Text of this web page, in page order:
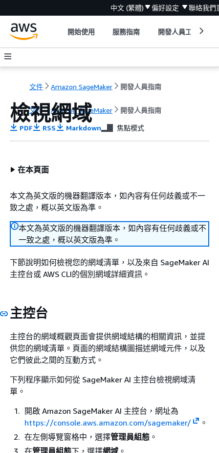
中文 (繁體) 偏好設定 聯絡我們
開始使用 服務指南 開發人員工具
文件 Amazon SageMaker 開發人員指南
文件 Amazon SageMaker 開發人員指南
檢視網域
PDF RSS Markdown 焦點模式
在本頁面
本文為英文版的機器翻譯版本，如內容有任何歧義或不一
致之處，概以英文版為準。
本文為英文版的機器翻譯版本，如內容有任何歧義或不
一致之處，概以英文版為準。
下節說明如何檢視您的網域清單，以及來自 SageMaker AI
主控台或 AWS CLI的個別網域詳細資訊。
主控台
主控台的網域概觀頁面會提供網域結構的相關資訊，並提
供您的網域清單。頁面的網域結構圖描述網域元件，以及
它們彼此之間的互動方式。
下列程序顯示如何從 SageMaker AI 主控台檢視網域清
單。
開啟 Amazon SageMaker AI 主控台，網址為
https://console.aws.amazon.com/sagemaker/
。
在左側導覽窗格中，選擇管理員組態 。
在管理員組態下，選擇網域 。